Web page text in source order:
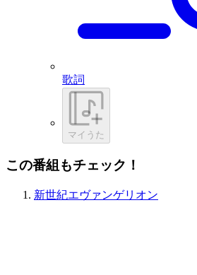
歌詞
マイうた
この番組もチェック！
新世紀エヴァンゲリオン